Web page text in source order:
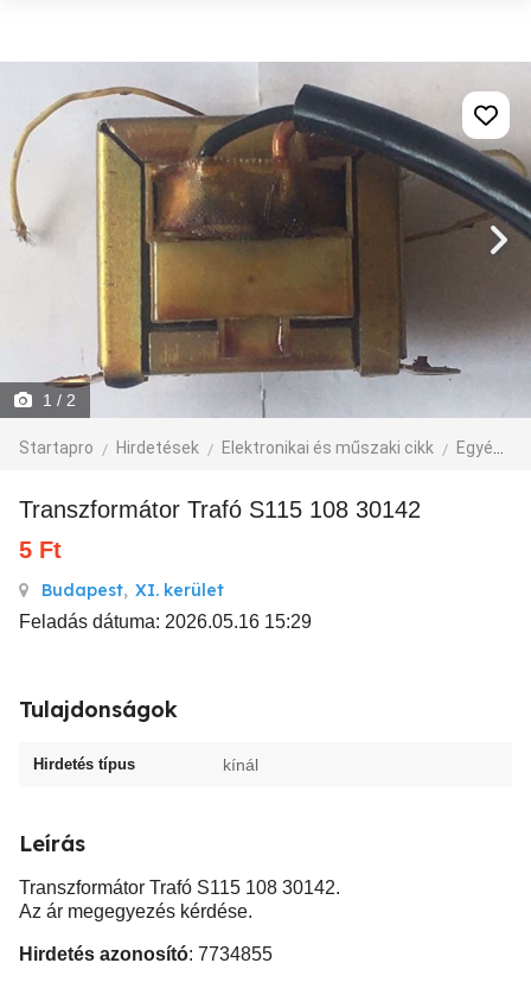
1 / 2
Startapro Hirdetések Elektronikai és műszaki cikk Egyéb műszaki cikk
Transzformátor Trafó S115 108 30142
5 Ft
Budapest, XI. kerület
Feladás dátuma: 2026.05.16 15:29
Tulajdonságok
Hirdetés típus kínál
Leírás
Transzformátor Trafó S115 108 30142.
Az ár megegyezés kérdése.
Hirdetés azonosító: 7734855